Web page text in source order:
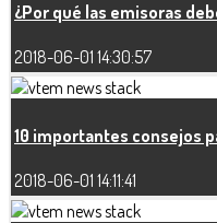
¿Por qué las emisoras
2018-06-01 14:30:57
10 importantes consejos
2018-06-01 14:11:41